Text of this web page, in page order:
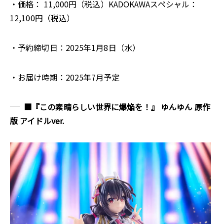
・価格： 11,000円（税込）KADOKAWAスペシャル：
12,100円（税込）
・予約締切日：2025年1月8日（水）
・お届け時期：2025年7月予定
■『この素晴らしい世界に爆焔を！』 ゆんゆん 原作
版 アイドルver.